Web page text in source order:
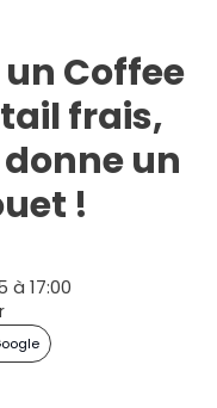
Coffee
frais,
un
!
à 17:00